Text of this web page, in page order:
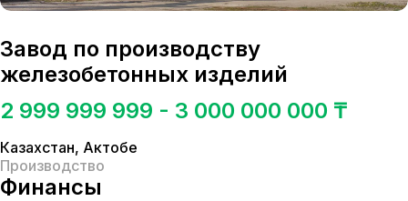
Завод по производству
железобетонных изделий
2 999 999 999 - 3 000 000 000 ₸
Казахстан, Актобе
Производство
Финансы